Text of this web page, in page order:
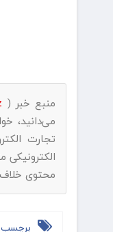
منبع خبر (
می‌دانید،
تجارت الکترونیک مصوب ۱۳۸۲/۱۰/
محتوی خلاف
برچسب